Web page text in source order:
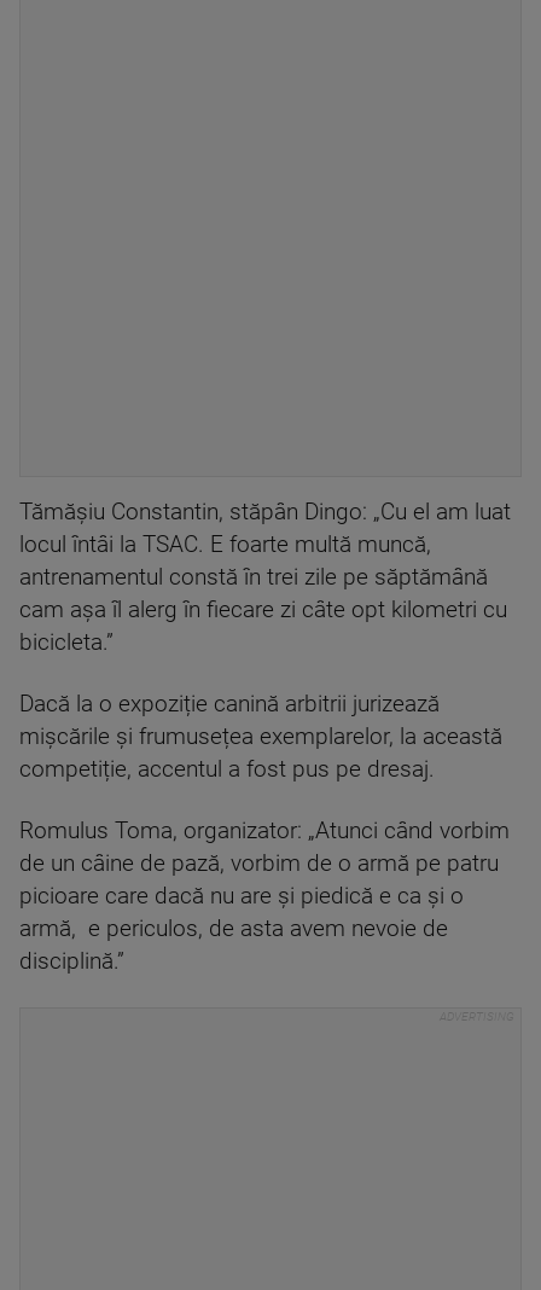
Tămășiu Constantin, stăpân Dingo: „Cu el am luat
locul întâi la TSAC. E foarte multă muncă,
antrenamentul constă în trei zile pe săptămână
cam așa îl alerg în fiecare zi câte opt kilometri cu
bicicleta.”
Dacă la o expoziție canină arbitrii jurizează
mișcările și frumusețea exemplarelor, la această
competiție, accentul a fost pus pe dresaj.
Romulus Toma, organizator: „Atunci când vorbim
de un câine de pază, vorbim de o armă pe patru
picioare care dacă nu are și piedică e ca și o
armă, e periculos, de asta avem nevoie de
disciplină.”